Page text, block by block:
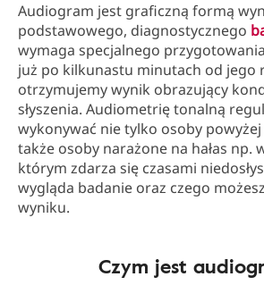
Audiogram jest graficzną formą
podstawowego, diagnostycznego
wymaga specjalnego
już po kilkunastu minutach od jego
otrzymujemy wynik obrazujący
słyszenia. Audiometrię tonalną
wykonywać nie tylko osoby
także osoby narażone na hałas np.
którym zdarza się czasami
wygląda badanie oraz czego
wyniku.
Czym jest